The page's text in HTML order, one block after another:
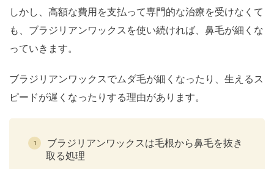
しかし、高額な費用を支払って専門的な治療を受けなくて
も、ブラジリアンワックスを使い続ければ、鼻毛が細くな
っていきます。
ブラジリアンワックスでムダ毛が細くなったり、生えるス
ピードが遅くなったりする理由があります。
ブラジリアンワックスは毛根から鼻毛を抜き
取る処理